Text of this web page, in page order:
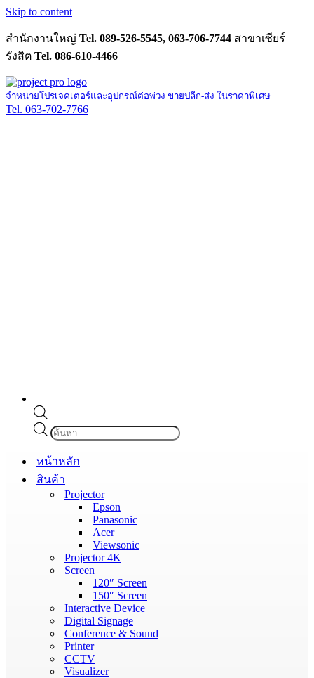
Skip to content
สำนักงานใหญ่ Tel. 089-526-5545, 063-706-7744 สาขาเซียร์
รังสิต Tel. 086-610-4466
จำหน่ายโปรเจคเตอร์และอุปกรณ์ต่อพ่วง ขายปลีก-ส่ง ในราคาพิเศษ
Tel. 063-702-7766
Products
search
หน้าหลัก
สินค้า
Projector
Epson
Panasonic
Acer
Viewsonic
Projector 4K
Screen
120″ Screen
150″ Screen
Interactive Device
Digital Signage
Conference & Sound
Printer
CCTV
Visualizer